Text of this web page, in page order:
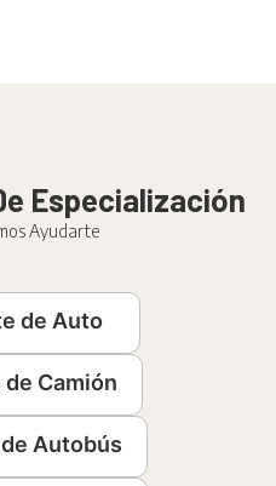
Especialización
Ayudarte
de Auto
Camión
Autobús